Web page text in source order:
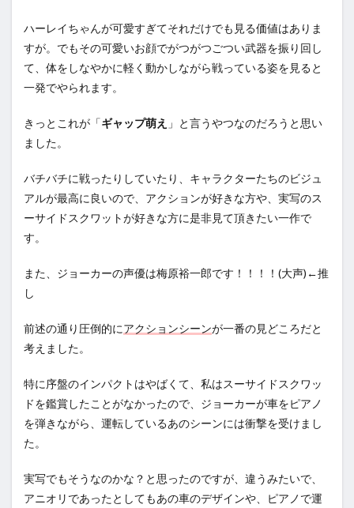
ハーレイちゃんが可愛すぎてそれだけでも見る価値はありま
すが。でもその可愛いお顔でがつがつごつい武器を振り回し
て、体をしなやかに軽く動かしながら戦っている姿を見ると
一発でやられます。
きっとこれが「ギャップ萌え 」と言うやつなのだろうと思い
ました。
バチバチに戦ったりしていたり、キャラクターたちのビジュ
アルが最高に良いので、アクションが好きな方や、実写のス
ーサイドスクワットが好きな方に是非見て頂きたい一作で
す。
また、ジョーカーの声優は梅原裕一郎です！！！！(大声)←推
し
前述の通り圧倒的にアクションシーンが一番の見どころだと
考えました。
特に序盤のインパクトはやばくて、私はスーサイドスクワッ
ドを鑑賞したことがなかったので、ジョーカーが車をピアノ
を弾きながら、運転しているあのシーンには衝撃を受けまし
た。
実写でもそうなのかな？と思ったのですが、違うみたいで、
アニオリであったとしてもあの車のデザインや、ピアノで運